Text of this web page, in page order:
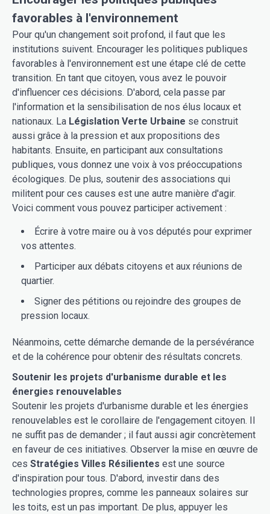
favorables à l'environnement
Pour qu'un changement soit profond, il faut que les
institutions suivent. Encourager les politiques publiques
favorables à l'environnement est une étape clé de cette
transition. En tant que citoyen, vous avez le pouvoir
d'influencer ces décisions. D'abord, cela passe par
l'information et la sensibilisation de nos élus locaux et
nationaux. La Législation Verte Urbaine se construit
aussi grâce à la pression et aux propositions des
habitants. Ensuite, en participant aux consultations
publiques, vous donnez une voix à vos préoccupations
écologiques. De plus, soutenir des associations qui
militent pour ces causes est une autre manière d'agir.
Voici comment vous pouvez participer activement :
Écrire à votre maire ou à vos députés pour exprimer
vos attentes.
Participer aux débats citoyens et aux réunions de
quartier.
Signer des pétitions ou rejoindre des groupes de
pression locaux.
Néanmoins, cette démarche demande de la persévérance
et de la cohérence pour obtenir des résultats concrets.
Soutenir les projets d'urbanisme durable et les
énergies renouvelables
Soutenir les projets d'urbanisme durable et les énergies
renouvelables est le corollaire de l'engagement citoyen. Il
ne suffit pas de demander ; il faut aussi agir concrètement
en faveur de ces initiatives. Observer la mise en œuvre de
ces Stratégies Villes Résilientes est une source
d'inspiration pour tous. D'abord, investir dans des
technologies propres, comme les panneaux solaires sur
les toits, est un pas important. De plus, appuyer les